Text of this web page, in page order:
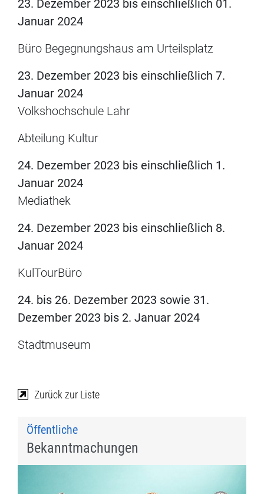
23. Dezember 2023 bis einschließlich 01.
Januar 2024
Büro Begegnungshaus am Urteilsplatz
23. Dezember 2023 bis einschließlich 7.
Januar 2024
Volkshochschule Lahr
Abteilung Kultur
24. Dezember 2023 bis einschließlich 1.
Januar 2024
Mediathek
24. Dezember 2023 bis einschließlich 8.
Januar 2024
KulTourBüro
24. bis 26. Dezember 2023 sowie 31.
Dezember 2023 bis 2. Januar 2024
Stadtmuseum
Zurück zur Liste
Öffentliche
Bekanntmachungen